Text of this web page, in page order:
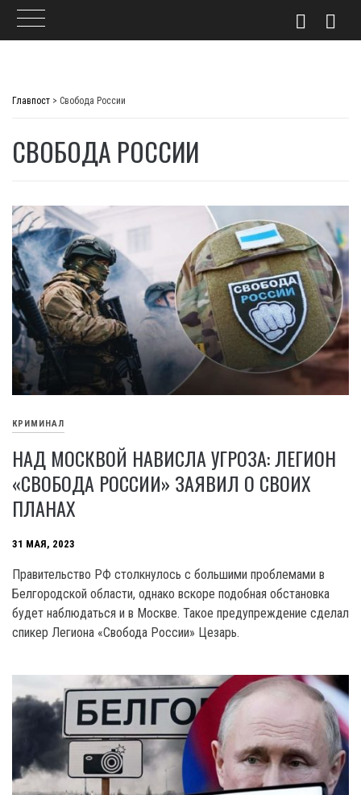
Главпост > Свобода России
СВОБОДА РОССИИ
КРИМИНАЛ
НАД МОСКВОЙ НАВИСЛА УГРОЗА: ЛЕГИОН
«СВОБОДА РОССИИ» ЗАЯВИЛ О СВОИХ
ПЛАНАХ
31 МАЯ, 2023
Правительство РФ столкнулось с большими проблемами в
Белгородской области, однако вскоре подобная обстановка
будет наблюдаться и в Москве. Такое предупреждение сделал
спикер Легиона «Свобода России» Цезарь.